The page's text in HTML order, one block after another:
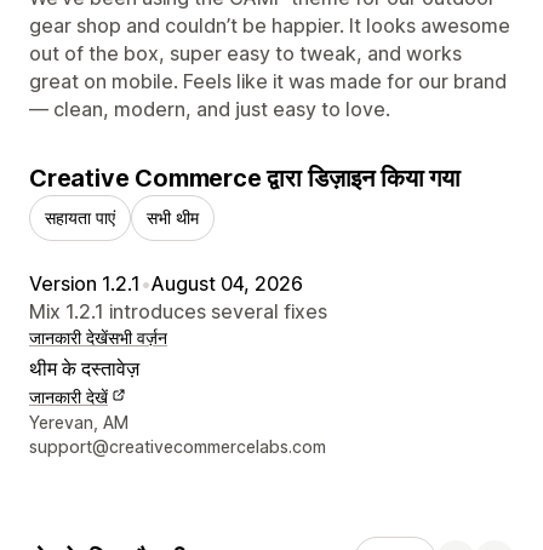
gear shop and couldn’t be happier. It looks awesome
out of the box, super easy to tweak, and works
great on mobile. Feels like it was made for our brand
— clean, modern, and just easy to love.
Creative Commerce द्वारा डिज़ाइन किया गया
सहायता पाएं सभी थीम
Version 1.2.1 •August 04, 2026
Mix 1.2.1 introduces several fixes
जानकारी देखेंसभी वर्ज़न
थीम के दस्तावेज़
जानकारी देखें
डिज़ाइनर के संपर्क की जानकारी
Yerevan, AM
support@creativecommercelabs.com